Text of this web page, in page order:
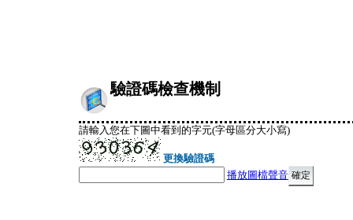
驗證碼檢查機制
請輸入您在下圖中看到的字元(字母區分大小寫)
更換驗證碼
播放圖檔聲音